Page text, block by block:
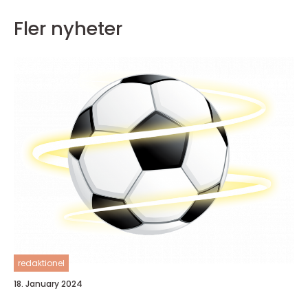
Fler nyheter
redaktionel
18. January 2024